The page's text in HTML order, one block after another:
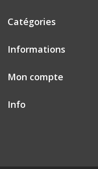
Catégories
Informations
Mon compte
Info